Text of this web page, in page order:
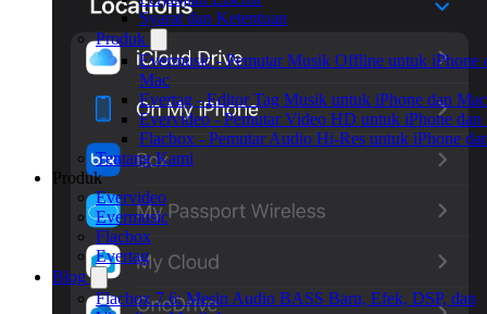
Syarat dan Ketentuan
Produk
Evermusic - Pemutar Musik Offline untuk iPhone
Mac
Evertag - Editor Tag Musik untuk iPhone dan Mac
Evervideo - Pemutar Video HD untuk iPhone dan
Flacbox - Pemutar Audio Hi-Res untuk iPhone
Tentang Kami
Produk
Evervideo
Evermusic
Flacbox
Evertag
Blog
Flacbox 7.6: Mesin Audio BASS Baru, Efek, DSP, dan